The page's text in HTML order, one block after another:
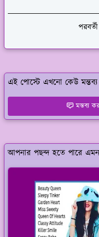
এই পোস্টে এখনো কেউ
মন্তব্য
আপনার পছন্দ হতে পারে